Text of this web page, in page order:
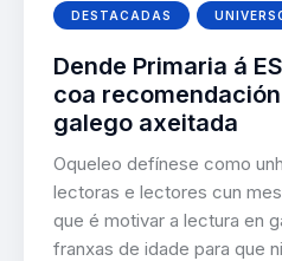
DESTACADAS
Dende Primaria á
coa
galego axeitada
Oqueleo defínese como
lectoras e lectores cun
que é motivar a lectura en
franxas de idade para que